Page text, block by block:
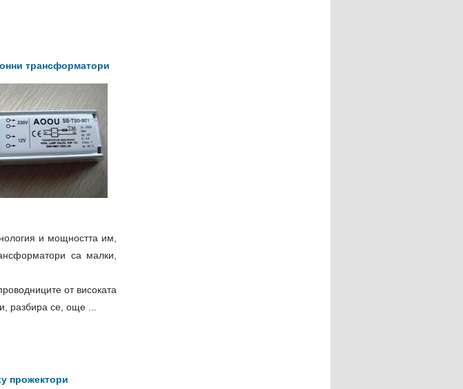
трансформатори
и мощността им,
са малки,
от високата
разбира се, още ...
прожектори